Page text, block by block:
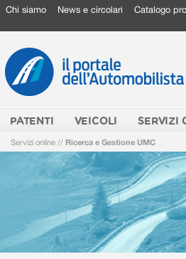
Chi siamo News e circolari Catalogo
PATENTI VEICOLI SERVIZI
Servizi online // Ricerca e Gestione UMC